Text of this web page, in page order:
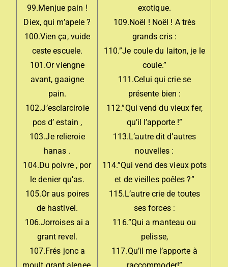
99.Menjue pain !
Diex, qui m’apele ?
100.Vien ça, vuide
ceste escuele.
101.Or viengne
avant, gaaigne
pain.
102.J’esclarciroie
pos d’ estain ,
103.Je relieroie
hanas .
104.Du poivre , por
le denier qu’as.
105.Or aus poires
de hastivel.
106.Jorroises ai a
grant revel.
107.Frés jonc a
exotique.
109.Noël ! Noël ! A très
grands cris :
110.”Je coule du laiton, je le
coule.”
111.Celui qui crie se
présente bien :
112.”Qui vend du vieux fer,
qu’il l’apporte !”
113.L’autre dit d’autres
nouvelles :
114.”Qui vend des vieux pots
et de vieilles poêles ?”
115.L’autre crie de toutes
ses forces :
116.”Qui a manteau ou
pelisse,
117.Qu’il me l’apporte à